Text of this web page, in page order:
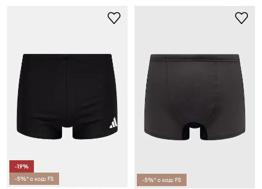
-19%
-5%* с код: FS
-5%* с код: FS